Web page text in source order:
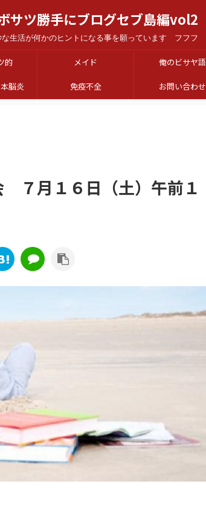
サツ勝手にブログセブ島編vol2
な生活が何かのヒントになる事を願っています フフフ
的 メイド 俺のビサヤ語
脳炎 免疫不全 お問い合わせ
７月１６日（土）午前１